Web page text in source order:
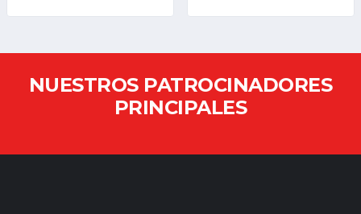
NUESTROS PATROCINADORES
PRINCIPALES